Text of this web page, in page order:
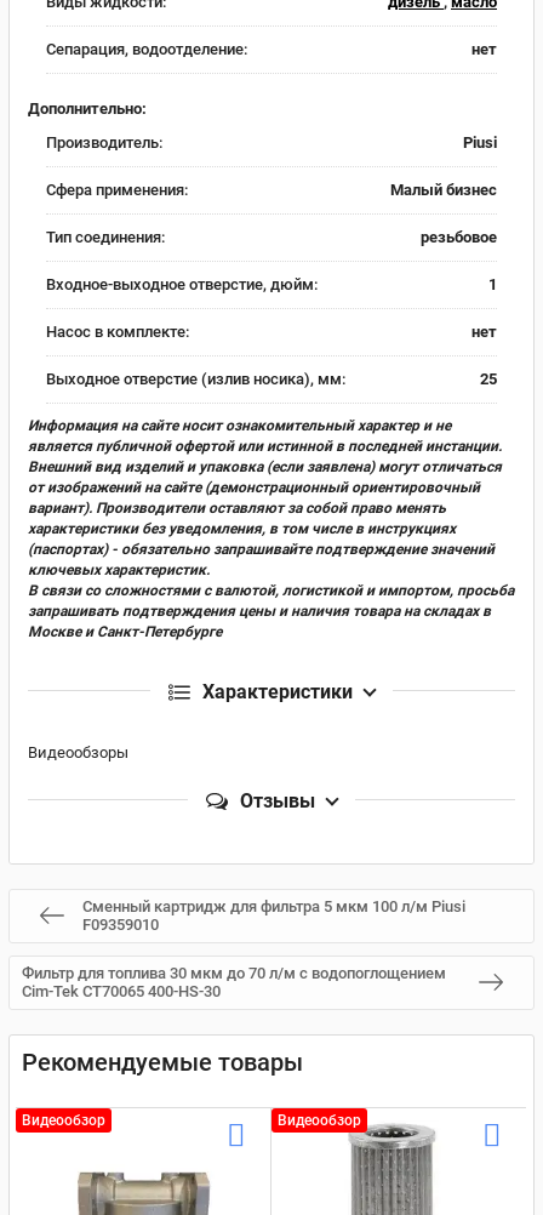
Сепарация, водоотделение: нет
Дополнительно:
Производитель:
Piusi
Сфера применения: Малый бизнес
Тип соединения: резьбовое
Входное-выходное отверстие, дюйм: 1
Насос в комплекте: нет
Выходное отверстие (излив носика), мм: 25
Информация на сайте носит ознакомительный характер и не
является публичной офертой или истинной в последней инстанции.
Внешний вид изделий и упаковка (если заявлена) могут отличаться
от изображений на сайте (демонстрационный ориентировочный
вариант). Производители оставляют за собой право менять
характеристики без уведомления, в том числе в инструкциях
(паспортах) - обязательно запрашивайте подтверждение значений
ключевых характеристик.
В связи со сложностями с валютой, логистикой и импортом, просьба
запрашивать подтверждения цены и наличия товара на складах в
Москве и Санкт-Петербурге
Характеристики
Видеообзоры
Отзывы
Сменный картридж для фильтра 5 мкм 100 л/м Piusi
F09359010
Фильтр для топлива 30 мкм до 70 л/м с водопоглощением
Cim-Tek CT70065 400-HS-30
Рекомендуемые товары
Видеообзор Видеообзор